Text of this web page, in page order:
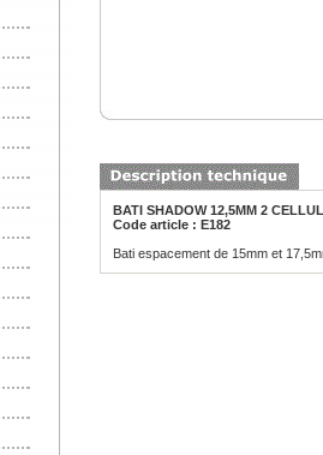
BATI SHADOW 12,5MM 2
Code article : E182
Bati espacement de 15mm et